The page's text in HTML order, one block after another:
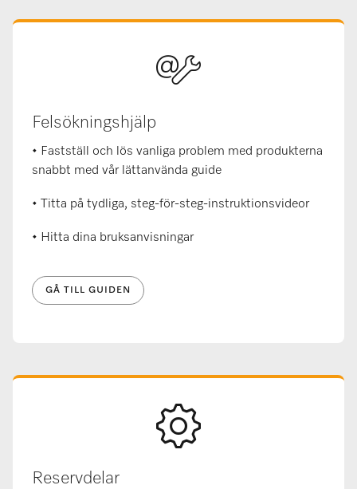
Felsökningshjälp
• Fastställ och lös vanliga problem med produkterna
snabbt med vår lättanvända guide
• Titta på tydliga, steg-för-steg-instruktionsvideor
• Hitta dina bruksanvisningar
GÅ TILL GUIDEN
Reservdelar